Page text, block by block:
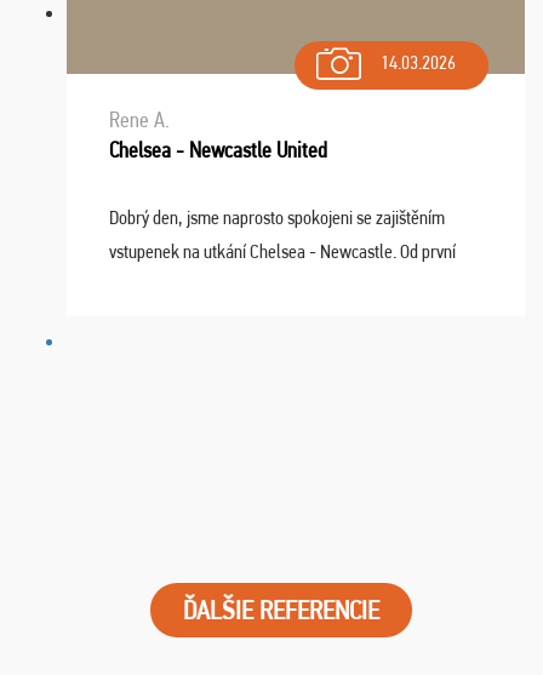
14.03.2026
Rene A.
Chelsea - Newcastle United
Dobrý den, jsme naprosto spokojeni se zajištěním
vstupenek na utkání Chelsea - Newcastle. Od první
ĎALŠIE REFERENCIE